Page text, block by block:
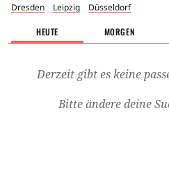
Dresden
Leipzig Düsseldorf
HEUTE MORGEN
Derzeit gibt es keine
Bitte ändere deine